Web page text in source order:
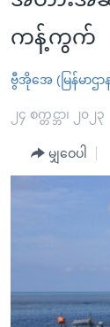
များ
ပင်မ
သို့
ကျော်
ကြည့်
စာမျက်နှာ
သို့
နိုင်ငံတကာ
အစ္စရေး-ပါလ
ဗွီဒီယို
အင်္ဂလိပ်စာလေ့
အမေရိကန်သုံး
မကြေးမုံရဲ့ အင်္
အပတ်စဉ်ကဏ္ဍမျ
ရေဒီယိုနှင့်ရုပ်
ဗွီအိုအေ လူမှုကွန်ယ
ကန့်ကွက်
ဗွီအိုအေ (မြန်မာဌာ
၂၄ စက္တင္ဘာ၊ ၂၀၂၃
မျှဝေပါ